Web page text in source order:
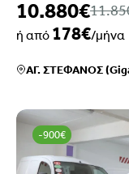
10.880€
ή από 178€/μήνα
ΑΓ. ΣΤΕΦΑΝΟΣ
-900€